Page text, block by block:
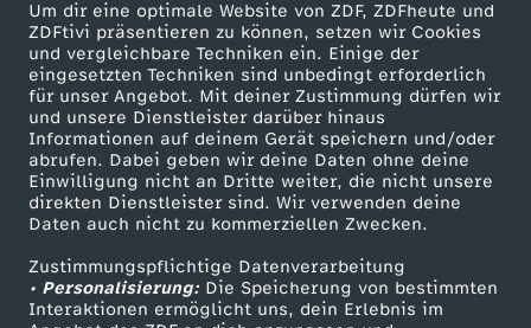
Um dir eine optimale Website von ZDF, ZDFheute und
ZDFtivi präsentieren zu können, setzen wir Cookies
und vergleichbare Techniken ein. Einige der
eingesetzten Techniken sind unbedingt erforderlich
für unser Angebot. Mit deiner Zustimmung dürfen wir
und unsere Dienstleister darüber hinaus
Informationen auf deinem Gerät speichern und/oder
abrufen. Dabei geben wir deine Daten ohne deine
Einwilligung nicht an Dritte weiter, die nicht unsere
direkten Dienstleister sind. Wir verwenden deine
Daten auch nicht zu kommerziellen Zwecken.
Zustimmungspflichtige Datenverarbeitung
• Personalisierung:Die Speicherung von bestimmten
Interaktionen ermöglicht uns, dein Erlebnis im
e
y
:
M
ä
n
Mehr ZDF
ZDF-Apps
Smart TV
ZDFtext
Livestreams
Sendungen A-Z
Service
ZDFmitreden
Kontakt zum ZDF
Tickets
Zuschauerservice
Hilfe